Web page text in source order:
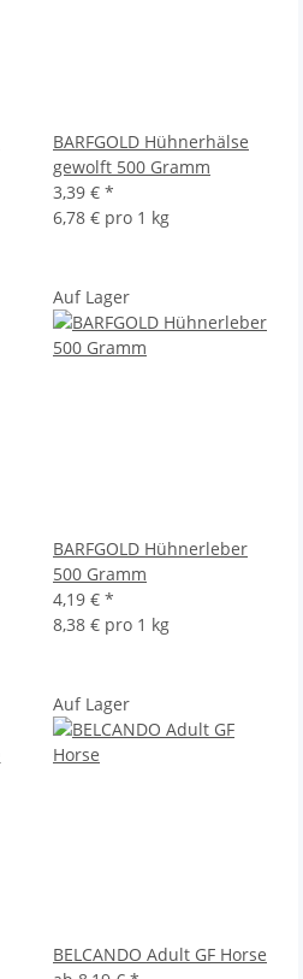
BARFGOLD Hühnerhälse
gewolft 500 Gramm
3,39 € *
6,78 € pro 1 kg
Auf Lager
BARFGOLD Hühnerleber
500 Gramm
4,19 € *
8,38 € pro 1 kg
Auf Lager
BELCANDO Adult GF Horse